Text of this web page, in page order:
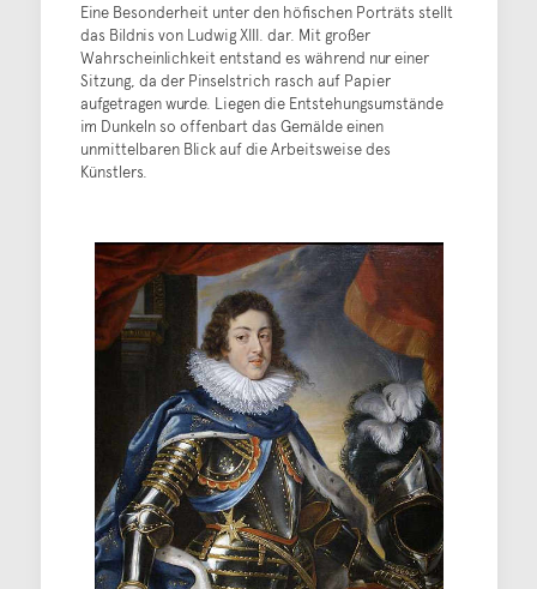
Eine Besonderheit unter den höfischen Porträts stellt
das Bildnis von Ludwig XIII. dar. Mit großer
Wahrscheinlichkeit entstand es während nur einer
Sitzung, da der Pinselstrich rasch auf Papier
aufgetragen wurde. Liegen die Entstehungsumstände
im Dunkeln so offenbart das Gemälde einen
unmittelbaren Blick auf die Arbeitsweise des
Künstlers.